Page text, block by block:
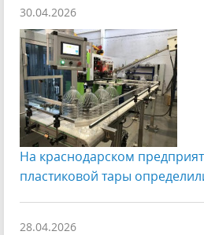
30.04.2026
На краснодарском
пластиковой тары
28.04.2026